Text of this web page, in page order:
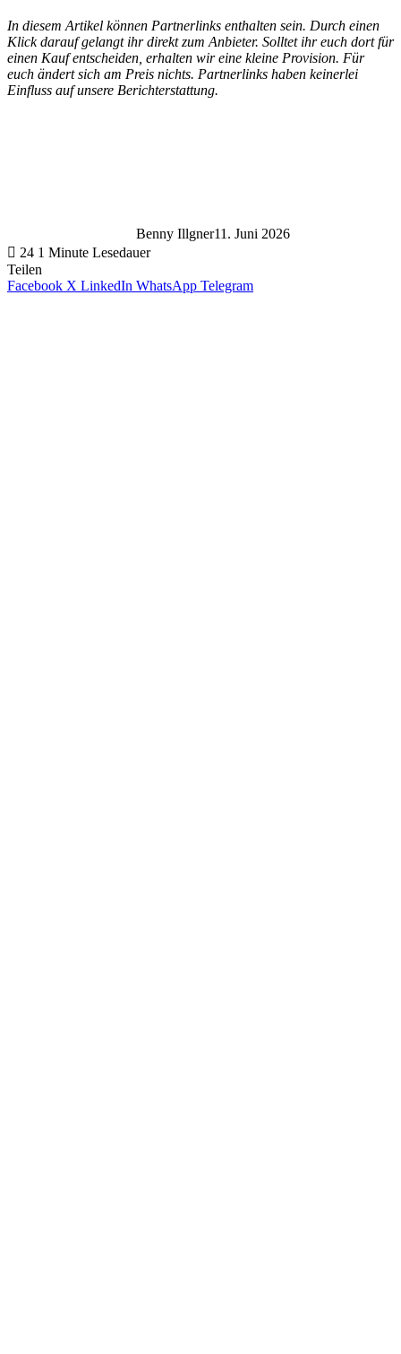
In diesem Artikel können Partnerlinks enthalten sein. Durch einen
Klick darauf gelangt ihr direkt zum Anbieter. Solltet ihr euch dort für
einen Kauf entscheiden, erhalten wir eine kleine Provision. Für
euch ändert sich am Preis nichts. Partnerlinks haben keinerlei
Einfluss auf unsere Berichterstattung.
Benny Illgner11. Juni 2026
24 1 Minute Lesedauer
Teilen
Facebook X LinkedIn WhatsApp Telegram